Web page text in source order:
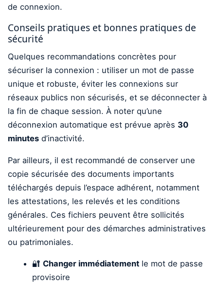
de connexion.
Conseils pratiques et bonnes pratiques de
sécurité
Quelques recommandations concrètes pour
sécuriser la connexion : utiliser un mot de passe
unique et robuste, éviter les connexions sur
réseaux publics non sécurisés, et se déconnecter à
la fin de chaque session. À noter qu’une
déconnexion automatique est prévue après 30
minutes d’inactivité.
Par ailleurs, il est recommandé de conserver une
copie sécurisée des documents importants
téléchargés depuis l’espace adhérent, notamment
les attestations, les relevés et les conditions
générales. Ces fichiers peuvent être sollicités
ultérieurement pour des démarches administratives
ou patrimoniales.
🔐 Changer immédiatementle mot de passe
provisoire